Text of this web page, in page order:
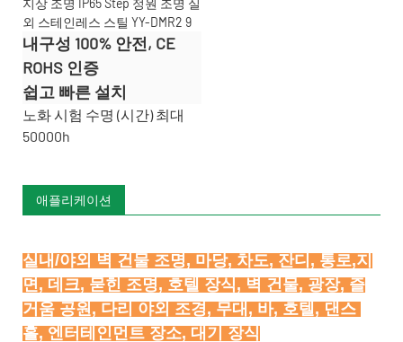
내구성 100% 안전, CE
ROHS 인증
쉽고 빠른 설치
노화 시험 수명 (시간) 최대
50000h
애플리케이션
실내/야외 벽 건물 조명, 마당, 차도, 잔디, 통로,지
면, 데크, 묻힌 조명, 호텔 장식, 벽 건물, 광장, 즐
거움 공원, 다리 야외 조경, 무대, 바, 호텔, 댄스